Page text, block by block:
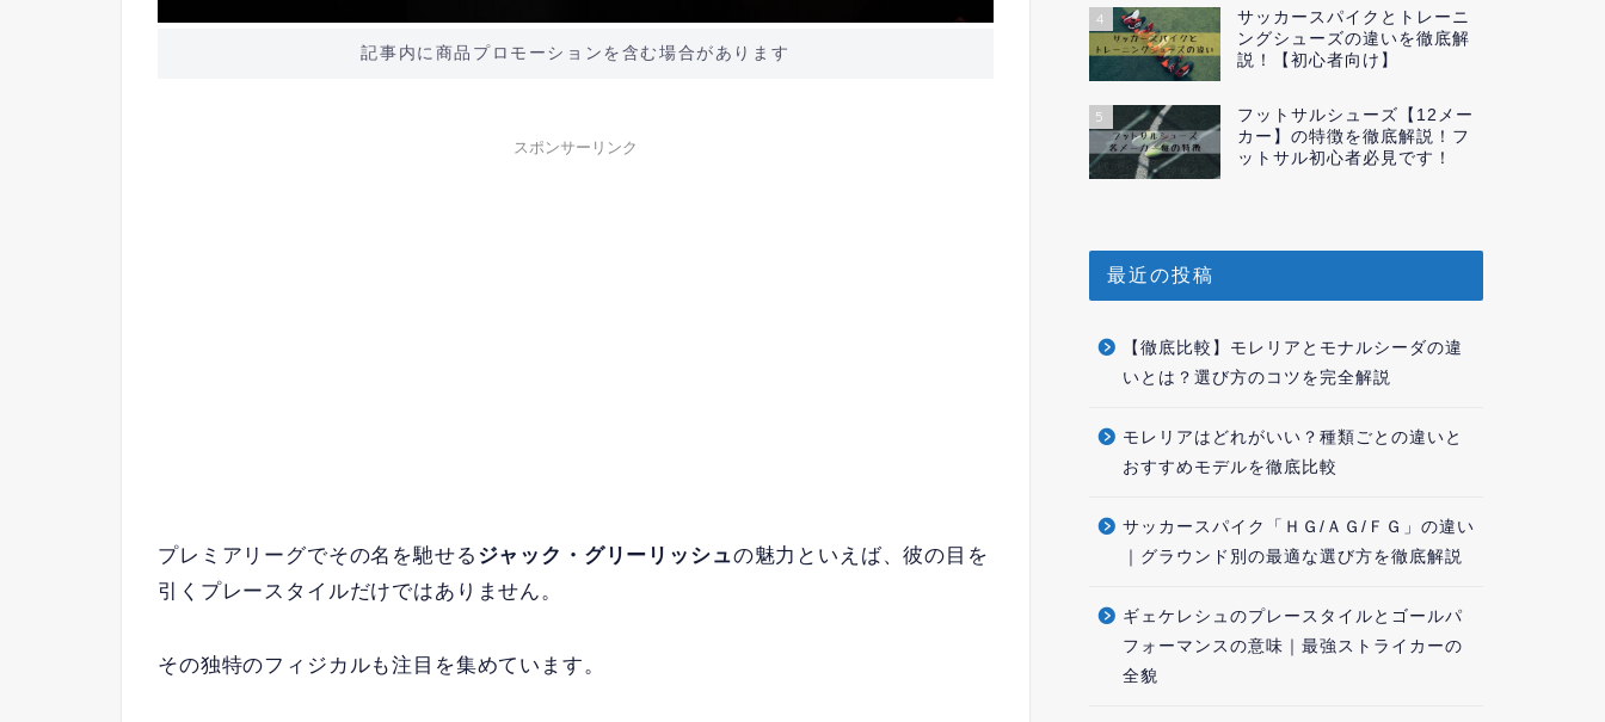
記事内に商品プロモーションを含む場合があります
スポンサーリンク
プレミアリーグでその名を馳せる ジャック・グリーリッシュの魅力といえば、彼の目を
引くプレースタイルだけではありません。
その独特のフィジカルも注目を集めています。
4
サッカースパイクとトレーニ
ングシューズの違いを徹底解
説！【初心者向け】
5
フットサルシューズ【12メー
カー】の特徴を徹底解説！フ
ットサル初心者必見です！
最近の投稿
【徹底比較】モレリアとモナルシーダの違
いとは？選び方のコツを完全解説
モレリアはどれがいい？種類ごとの違いと
おすすめモデルを徹底比較
サッカースパイク「ＨＧ/ＡＧ/ＦＧ」の違い
｜グラウンド別の最適な選び方を徹底解説
ギェケレシュのプレースタイルとゴールパ
フォーマンスの意味｜最強ストライカーの
全貌